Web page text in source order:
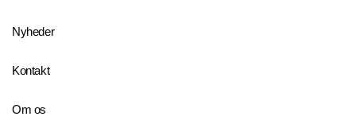
Nyheder
Kontakt
Om os